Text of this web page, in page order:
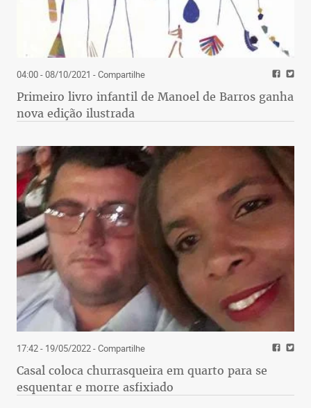
04:00 - 08/10/2021 - Compartilhe
Primeiro livro infantil de Manoel de Barros ganha
nova edição ilustrada
17:42 - 19/05/2022- Compartilhe
Casal coloca churrasqueira em quarto para se
esquentar e morre asfixiado